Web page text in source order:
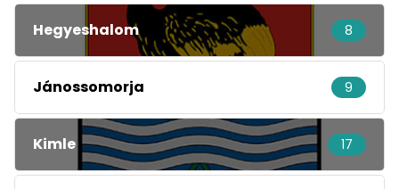
Hegyeshalom 8
Jánossomorja 9
Kimle 17